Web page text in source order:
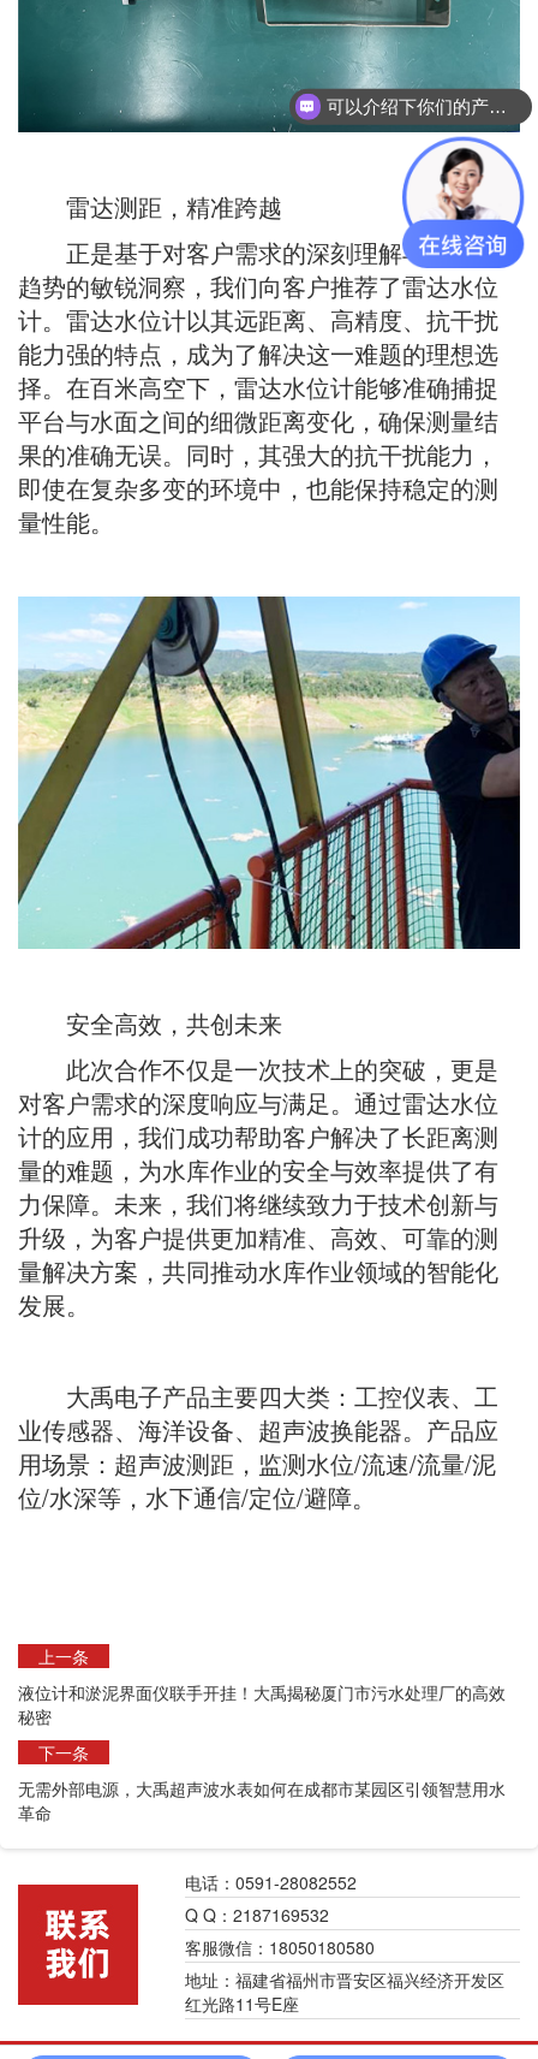
雷达测距，精准跨越
正是基于对客户需求的深刻理解与对技术
趋势的敏锐洞察，我们向客户推荐了雷达水位
计。雷达水位计以其远距离、高精度、抗干扰
能力强的特点，成为了解决这一难题的理想选
择。在百米高空下，雷达水位计能够准确捕捉
平台与水面之间的细微距离变化，确保测量结
果的准确无误。同时，其强大的抗干扰能力，
即使在复杂多变的环境中，也能保持稳定的测
量性能。
安全高效，共创未来
此次合作不仅是一次技术上的突破，更是
对客户需求的深度响应与满足。通过雷达水位
计的应用，我们成功帮助客户解决了长距离测
量的难题，为水库作业的安全与效率提供了有
力保障。未来，我们将继续致力于技术创新与
升级，为客户提供更加精准、高效、可靠的测
量解决方案，共同推动水库作业领域的智能化
发展。
大禹电子产品主要四大类： 工控仪表、工
业传感器、海洋设备、超声波换能器。产品应
用场景：超声波测距，监测水位/流速/流量/泥
位/水深等，水下通信/定位/避障。
上一条
液位计和淤泥界面仪联手开挂！大禹揭秘厦门市污水处理厂的高效
秘密
下一条
无需外部电源，大禹超声波水表如何在成都市某园区引领智慧用水
革命
电话：0591-28082552
Q Q：2187169532
客服微信：18050180580
地址：福建省福州市晋安区福兴经济开发区
红光路11号E座
可以介绍下你们的产品么